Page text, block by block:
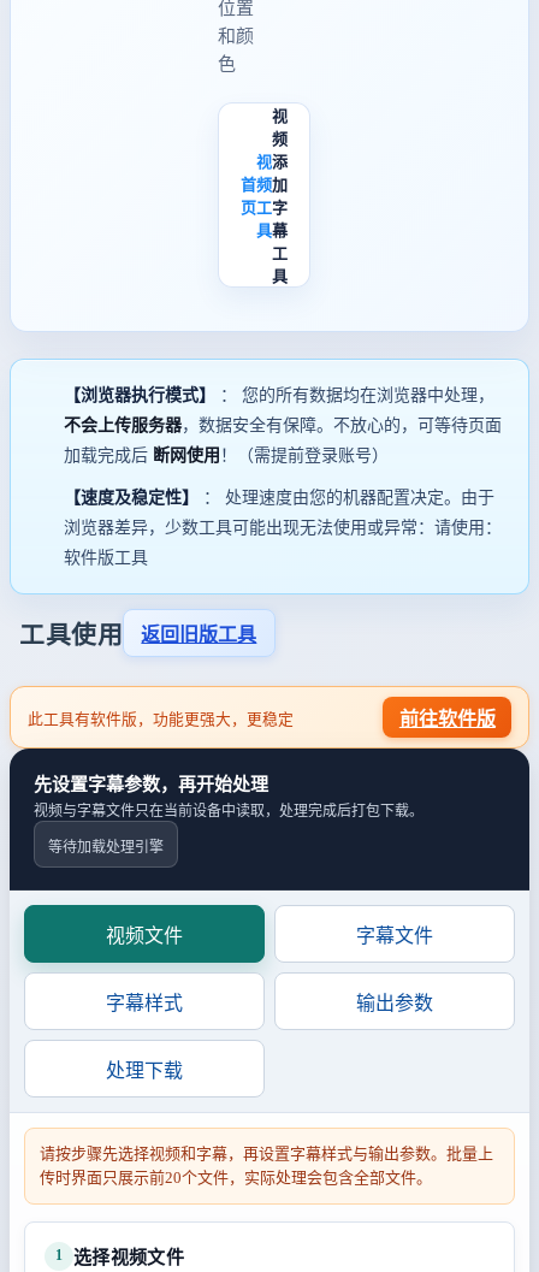
位置
和颜
色
首
页
视
频
工
具
视
频
添
加
字
幕
工
具
【浏览器执行模式】
： 您的所有数据均在浏览器中处理，
不会上传服务器，数据安全有保障。不放心的，可等待页面
加载完成后 断网使用 ！（需提前登录账号）
【速度及稳定性】
： 处理速度由您的机器配置决定。由于
浏览器差异，少数工具可能出现无法使用或异常：请使用：
软件版工具
工具使用 返回旧版工具
此工具有软件版，功能更强大，更稳定 前往软件版
先设置字幕参数，再开始处理
视频与字幕文件只在当前设备中读取，处理完成后打包下载。
等待加载处理引擎
视频文件 字幕文件
字幕样式 输出参数
处理下载
请按步骤先选择视频和字幕，再设置字幕样式与输出参数。批量上
传时界面只展示前20个文件，实际处理会包含全部文件。
1 选择视频文件